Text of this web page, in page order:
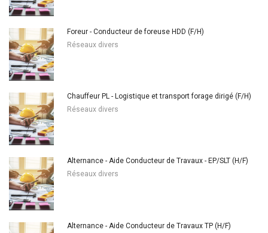
Foreur - Conducteur de foreuse HDD (F/H)
Réseaux divers
Chauffeur PL - Logistique et transport forage dirigé (F/H)
Réseaux divers
Alternance - Aide Conducteur de Travaux - EP/SLT (H/F)
Réseaux divers
Alternance - Aide Conducteur de Travaux TP (H/F)